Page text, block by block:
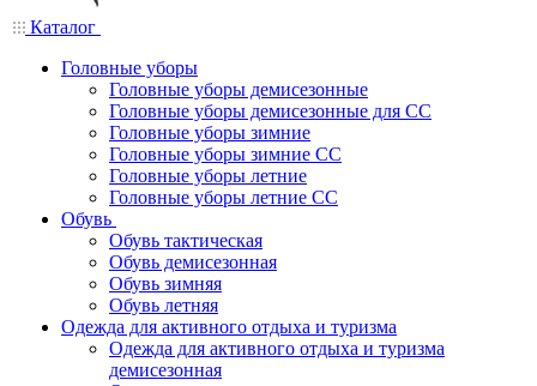
Каталог
Головные уборы
Головные уборы демисезонные
Головные уборы демисезонные для СС
Головные уборы зимние
Головные уборы зимние СС
Головные уборы летние
Головные уборы летние СС
Обувь
Обувь тактическая
Обувь демисезонная
Обувь зимняя
Обувь летняя
Одежда для активного отдыха и туризма
Одежда для активного отдыха и туризма
демисезонная